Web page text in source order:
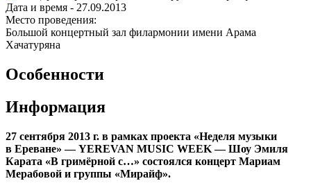
Дата и время - 27.09.2013
Место проведения:
Большой концертный зал филармонии имени Арама
Хачатуряна
Особенности
Информация
27 сентября 2013 г. в рамках проекта «Неделя музыки
в Ереване» — YEREVAN MUSIC WEEK — Шоу Эмиля
Карата «В гримёрной с…» состоялся концерт Мариам
Мерабовой и группы «Мирайф».